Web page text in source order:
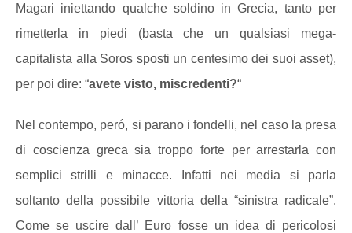
Magari iniettando qualche soldino in Grecia, tanto per
rimetterla in piedi (basta che un qualsiasi mega-
capitalista alla Soros sposti un centesimo dei suoi asset),
per poi dire: “avete visto, miscredenti?“
Nel contempo, peró, si parano i fondelli, nel caso la presa
di coscienza greca sia troppo forte per arrestarla con
semplici strilli e minacce. Infatti nei media si parla
soltanto della possibile vittoria della “sinistra radicale”.
Come se uscire dall’ Euro fosse un idea di pericolosi